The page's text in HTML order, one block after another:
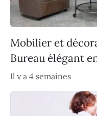
Mobilier et
Bureau élégant
Il y a 4 semaines